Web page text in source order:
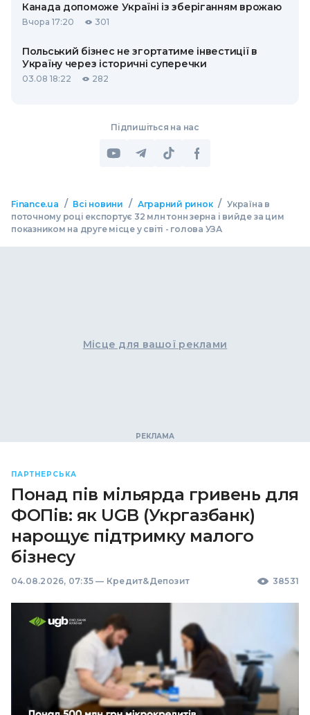
Канада допоможе Україні із зберіганням врожаю
Вчора 17:20 301
Польський бізнес не згортатиме інвестиції в
Україну через історичні суперечки
03.08 18:22 282
Підпишіться на нас
Finance.ua / Всі новини / Аграрний ринок / Україна в
поточному році експортує 32 млн тонн зерна і вийде за цим
показником на друге місце у світі - голова УЗА
Місце для вашої реклами
ПАРТНЕРСЬКА
Понад пів мільярда гривень для
ФОПів: як UGB (Укргазбанк)
нарощує підтримку малого
бізнесу
04.08.2026, 07:35 — Кредит&Депозит 38531